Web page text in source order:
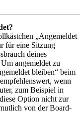
„Angemeldet
für eine Sitzung
deines
angemeldet zu
bleiben“ beim
wenn
zum Beispiel in
Option nicht zur
von der Board-